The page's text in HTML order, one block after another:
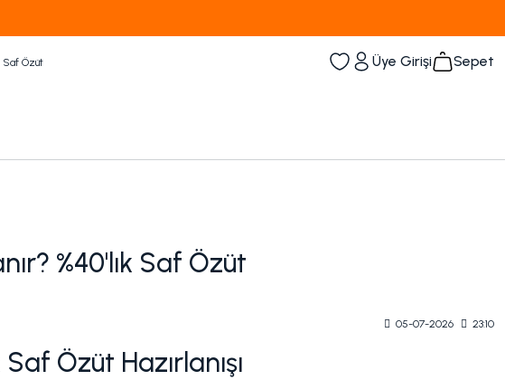
Üye Girişi Sepet
%40'lık Saf Özüt
05-07-2026 23:10
Özüt Hazırlanışı